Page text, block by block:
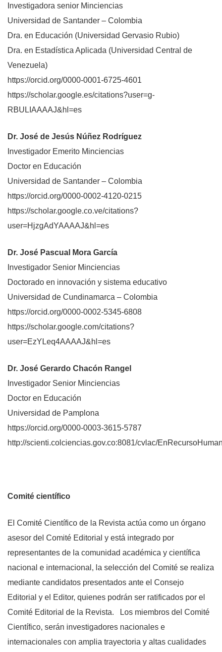
Investigadora senior Minciencias
Universidad de Santander – Colombia
Dra. en Educación (Universidad Gervasio Rubio)
Dra. en Estadística Aplicada (Universidad Central de
Venezuela)
https://orcid.org/0000-0001-6725-4601
https://scholar.google.es/citations?user=g-
RBULIAAAAJ&hl=es
Dr. José de Jesús Núñez Rodríguez
Investigador Emerito Minciencias
Doctor en Educación
Universidad de Santander – Colombia
https://orcid.org/0000-0002-4120-0215
https://scholar.google.co.ve/citations?
user=HjzgAdYAAAAJ&hl=es
Dr. José Pascual Mora García
Investigador Senior Minciencias
Doctorado en innovación y sistema educativo
Universidad de Cundinamarca – Colombia
https://orcid.org/0000-0002-5345-6808
https://scholar.google.com/citations?
user=EzYLeq4AAAAJ&hl=es
Dr. José Gerardo Chacón Rangel
Investigador Senior Minciencias
Doctor en Educación
Universidad de Pamplona
https://orcid.org/0000-0003-3615-5787
http://scienti.colciencias.gov.co:8081/cvlac/
Comité científico
El Comité Científico de la Revista actúa como un órgano
asesor del Comité Editorial y está integrado por
representantes de la comunidad académica y científica
nacional e internacional, la selección del Comité se realiza
mediante candidatos presentados ante el Consejo
Editorial y el Editor, quienes podrán ser ratificados por el
Comité Editorial de la Revista. Los miembros del Comité
Científico, serán investigadores nacionales e
internacionales con amplia trayectoria y altas cualidades